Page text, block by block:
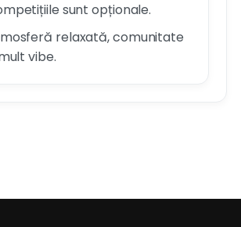
sunt opționale.
relaxată, comunitate
vibe.